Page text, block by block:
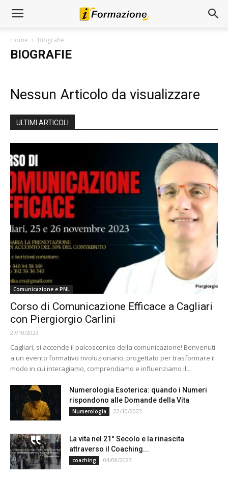
Home Biografie
BIOGRAFIE
Nessun Articolo da visualizzare
ULTIMI ARTICOLI
Comunicazione e PNL
Corso di Comunicazione Efficace a Cagliari
con Piergiorgio Carlini
27/10/2023
Cagliari, si accende il palcoscenico della comunicazione! Benvenuti
a un evento formativo rivoluzionario, progettato per trasformare il
modo in cui interagiamo, comprendiamo e influenziamo il...
Numerologia Esoterica: quando i Numeri
rispondono alle Domande della Vita
Numerologia 22/10/2023
La vita nel 21° Secolo e la rinascita
attraverso il Coaching...
coaching 04/08/2023